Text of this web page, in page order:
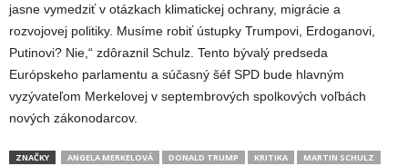
jasne vymedziť v otázkach klimatickej ochrany, migrácie a
rozvojovej politiky. Musíme robiť ústupky Trumpovi, Erdoganovi,
Putinovi? Nie,“ zdôraznil Schulz. Tento bývalý predseda
Európskeho parlamentu a súčasný šéf SPD bude hlavným
vyzývateľom Merkelovej v septembrových spolkových voľbách
nových zákonodarcov.
ZNAČKY ANGELA MERKELOVÁ DONALD TRUMP KRITIKA
MARTIN SCHULZ